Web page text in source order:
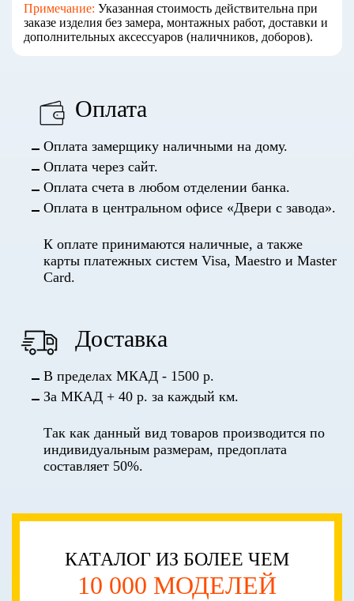
Примечание: Указанная стоимость действительна при
заказе изделия без замера, монтажных работ, доставки и
дополнительных аксессуаров (наличников, доборов).
Оплата
Оплата замерщику наличными на дому.
Оплата через сайт.
Оплата счета в любом отделении банка.
Оплата в центральном офисе «Двери с завода».
К оплате принимаются наличные, а также
карты платежных систем Visa, Maestro и Master
Card.
Доставка
В пределах МКАД - 1500 р.
За МКАД + 40 р. за каждый км.
Так как данный вид товаров производится по
индивидуальным размерам, предоплата
составляет 50%.
КАТАЛОГ ИЗ БОЛЕЕ ЧЕМ
10 000 МОДЕЛЕЙ